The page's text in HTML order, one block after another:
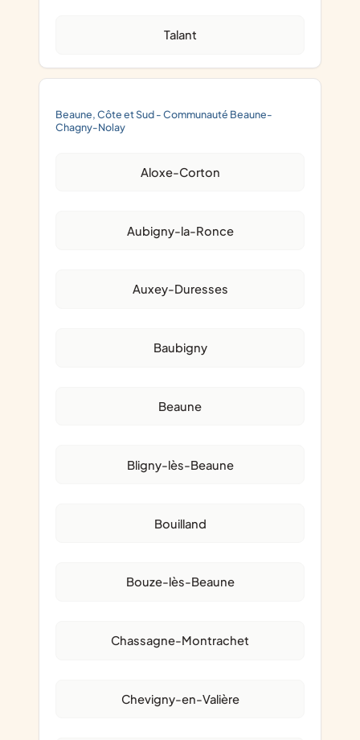
Talant
Beaune, Côte et Sud - Communauté Beaune-
Chagny-Nolay
Aloxe-Corton
Aubigny-la-Ronce
Auxey-Duresses
Baubigny
Beaune
Bligny-lès-Beaune
Bouilland
Bouze-lès-Beaune
Chassagne-Montrachet
Chevigny-en-Valière